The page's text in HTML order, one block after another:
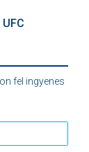
fel ingyenes